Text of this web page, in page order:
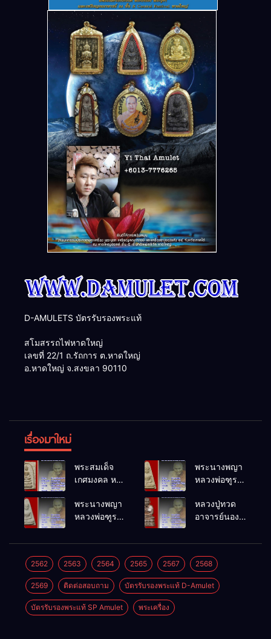
D-AMULETS บัตรรับรองพระแท้
สโมสรรถไฟหาดใหญ่
เลขที่ 22/1 ถ.รัถการ ต.หาดใหญ่
อ.หาดใหญ่ จ.สงขลา 90110
เรื่องมาใหม่
พระสมเด็จ
เกศมงคล หล
โพธิ์นิมิตร
พ.ศ.2512
พระนางพญา
หลวงพ่อฑูรย์
พ.ศ.2512
พระนางพญา
หลวงพ่อฑูรย์
พ.ศ.2512
หลวงปู่ทวด
อาจารย์นอง
พ.ศ.2541
2562 2563 2564 2565 2567 2568
2569 ติดต่อสอบถาม บัตรรับรองพระแท้ D-Amulet
บัตรรับรองพระแท้ SP Amulet พระเครื่อง